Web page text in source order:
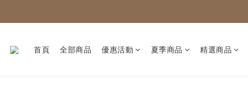
首頁 全部商品 優惠活動 夏季商品 精選商品